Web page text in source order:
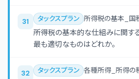
31 タックスプラン 所得税の基本_国
所得税の基本的な仕組みに関す
最も適切なものはどれか。
32 タックスプラン 各種所得_所得の